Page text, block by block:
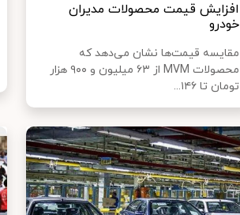
افزایش قیمت محصولات مدیران‌
خودرو
مقایسه قیمت‌ها نشان می‌دهد که
محصولات MVM‌ از ۶۳ میلیون و ۹۰۰ هزار
تومان تا ۱۴۶...